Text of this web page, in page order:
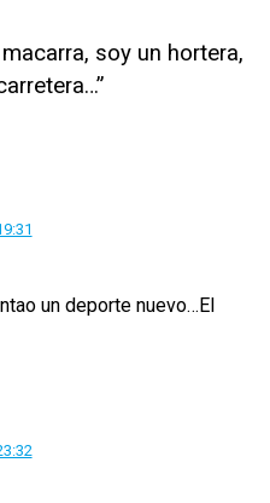
soy un hortera,
un deporte nuevo…El